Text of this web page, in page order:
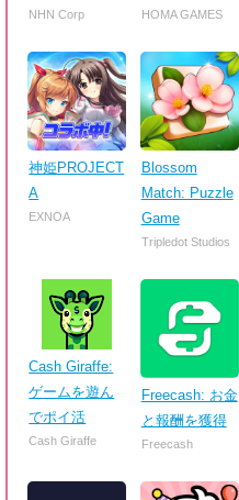
NHN Corp HOMA GAMES
神姫PROJECT
A
EXNOA
Blossom
Match: Puzzle
Game
Tripledot Studios
Cash Giraffe:
ゲームを遊ん
でポイ活
Cash Giraffe
Freecash: お金
と報酬を獲得
Freecash